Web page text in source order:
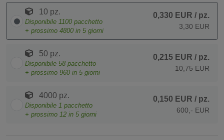
10 pz.
Disponibile 1100 pacchetto
+ prossimo 4800 in 5 giorni
0,330 EUR / pz.
3,30 EUR
50 pz.
Disponibile 58 pacchetto
+ prossimo 960 in 5 giorni
0,215 EUR / pz.
10,75 EUR
4000 pz.
Disponibile 1 pacchetto
+ prossimo 12 in 5 giorni
0,150 EUR / pz.
600,- EUR